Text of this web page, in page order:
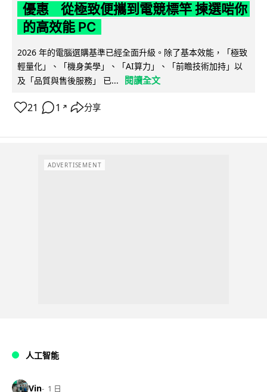
優惠 從極致便攜到電競標竿 揀選啱你
的高效能 PC
2026 年的電腦選購基準已經全面升級。除了基本效能，「極致
輕量化」、「機身美學」、「AI算力」、「前瞻技術加持」以
及「品質與售後服務」 已...
閱讀全文
21 1 ↗ 分享
ADVERTISEMENT
人工智能
Vin 1 日